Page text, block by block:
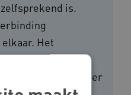
is.
Het
leren en
het gevoel weer